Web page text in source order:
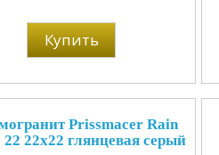
Купить
Prissmacer Rain
22x22 глянцевая серый